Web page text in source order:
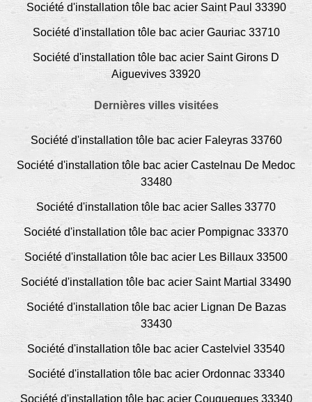
Société d'installation tôle bac acier Saint Paul 33390
Société d'installation tôle bac acier Gauriac 33710
Société d'installation tôle bac acier Saint Girons D
Aiguevives 33920
Dernières villes visitées
Société d'installation tôle bac acier Faleyras 33760
Société d'installation tôle bac acier Castelnau De Medoc
33480
Société d'installation tôle bac acier Salles 33770
Société d'installation tôle bac acier Pompignac 33370
Société d'installation tôle bac acier Les Billaux 33500
Société d'installation tôle bac acier Saint Martial 33490
Société d'installation tôle bac acier Lignan De Bazas
33430
Société d'installation tôle bac acier Castelviel 33540
Société d'installation tôle bac acier Ordonnac 33340
Société d'installation tôle bac acier Couqueques 33340